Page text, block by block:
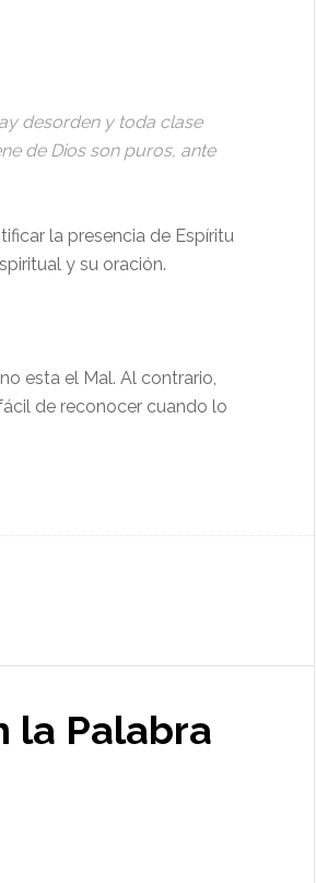
desorden y toda clase
de Dios son puros, ante
la presencia de Espíritu
y su oración.
esta el Mal. Al contrario,
de reconocer cuando lo
la Palabra